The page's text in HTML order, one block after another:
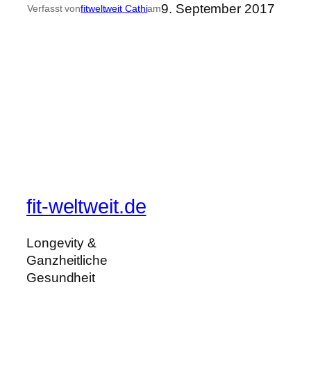
Verfasst vonfitweltweit Cathiam9. September 2017
fit-weltweit.de
Longevity &
Ganzheitliche
Gesundheit